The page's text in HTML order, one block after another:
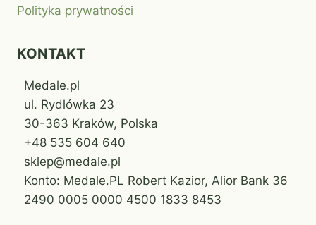
Polityka prywatności
KONTAKT
Medale.pl
ul. Rydlówka 23
30-363 Kraków, Polska
+48 535 604 640
sklep@medale.pl
Konto: Medale.PL Robert Kazior, Alior Bank 36
2490 0005 0000 4500 1833 8453